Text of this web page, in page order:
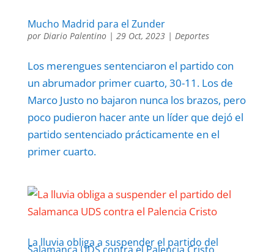
Mucho Madrid para el Zunder
por Diario Palentino| 29 Oct, 2023| Deportes
Los merengues sentenciaron el partido con
un abrumador primer cuarto, 30-11. Los de
Marco Justo no bajaron nunca los brazos, pero
poco pudieron hacer ante un líder que dejó el
partido sentenciado prácticamente en el
primer cuarto.
La lluvia obliga a suspender el partido del